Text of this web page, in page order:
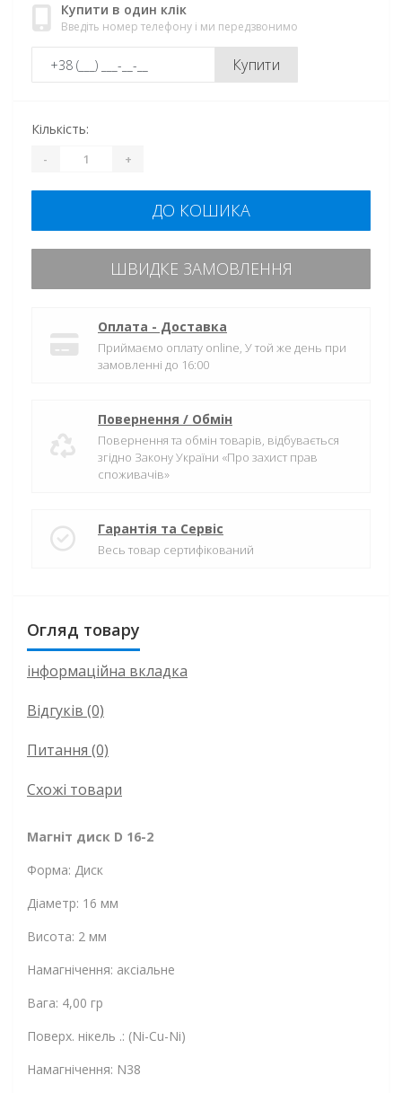
Купити в один клік
Введіть номер телефону і ми передзвонимо
Купити
Кількість:
- +
ДО КОШИКА
ШВИДКЕ ЗАМОВЛЕННЯ
Оплата - Доставка
Приймаємо оплату online, У той же день при
замовленні до 16:00
Повернення / Обмін
Повернення та обмін товарів, відбувається
згідно Закону України «Про захист прав
споживачів»
Гарантія та Сервіс
Весь товар сертифікований
Огляд товару
інформаційна вкладка
Відгуків (0)
Питання (0)
Схожі товари
Магніт диск D 16-2
Форма: Диск
Діаметр: 16 мм
Висота: 2 мм
Намагнічення: аксіальне
Вага: 4,00 гр
Поверх. нікель .: (Ni-Cu-Ni)
Намагнічення: N38